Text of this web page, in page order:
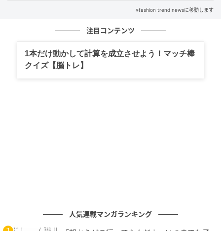
出典：ワークマン
大人可愛い高機能キャミサロペット
※fashion trend newsに移動します
注目コンテンツ
1本だけ動かして計算を成立させよう！マッチ棒
クイズ【脳トレ】
人気連載マンガランキング